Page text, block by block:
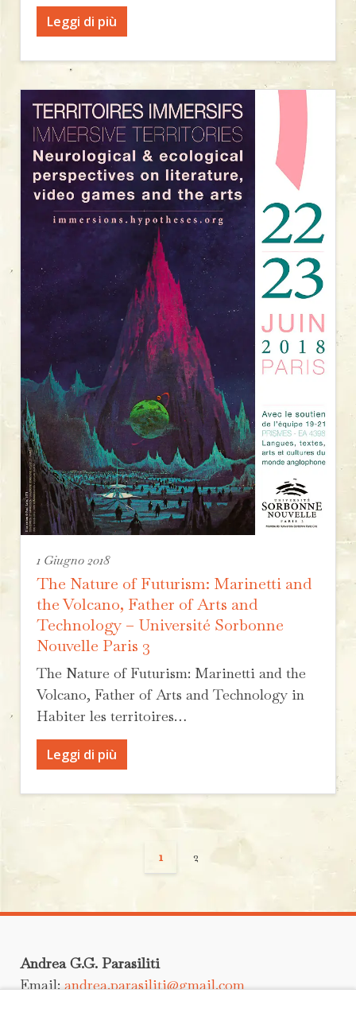
Leggi di più
1 Giugno 2018
The Nature of Futurism: Marinetti and
the Volcano, Father of Arts and
Technology – Université Sorbonne
Nouvelle Paris 3
The Nature of Futurism: Marinetti and the
Volcano, Father of Arts and Technology in
Habiter les territoires…
Leggi di più
1 2
Andrea G.G. Parasiliti
Email:andrea.parasiliti@gmail.com